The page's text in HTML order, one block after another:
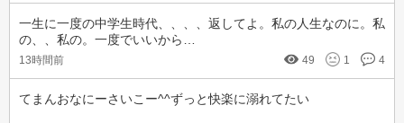
一生に一度の中学生時代、、、、返してよ。私の人生なのに。私
の、、私の。一度でいいから…
13時間前 49 1 4
てまんおなにーさいこー^^ずっと快楽に溺れてたい